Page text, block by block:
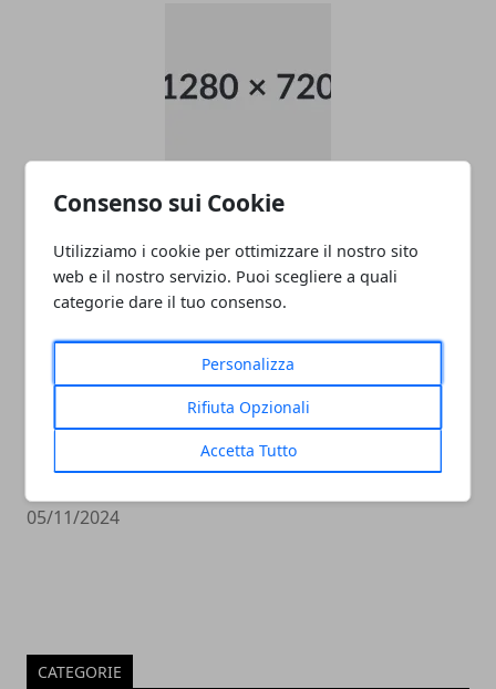
Consenso sui Cookie
Utilizziamo i cookie per ottimizzare il nostro sito
web e il nostro servizio. Puoi scegliere a quali
categorie dare il tuo consenso.
Personalizza
Rifiuta Opzionali
Accetta Tutto
data entry
05/11/2024
PULITORE COORDINATORE
05/11/2024
CATEGORIE